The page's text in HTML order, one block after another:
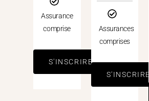
Assurance
comprise
S'INSCRIRE
Assurances
comprises
S'INSCRIRE